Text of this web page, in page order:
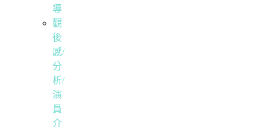
導
觀
後
感/
分
析/
演
員
介